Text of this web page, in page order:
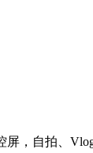
屏，自拍、